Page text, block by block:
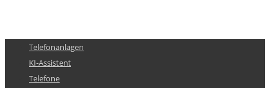
Telefonanlagen
KI-Assistent
Telefone